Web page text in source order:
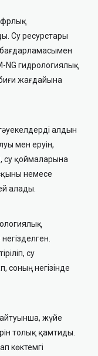
Су ресурстары
NG гидрологиялық
жағдайына
алдын
мен еруін,
су қоймаларына
немесе
алады.
су
соның негізінде
жүйе
толық қамтиды.
көктемгі